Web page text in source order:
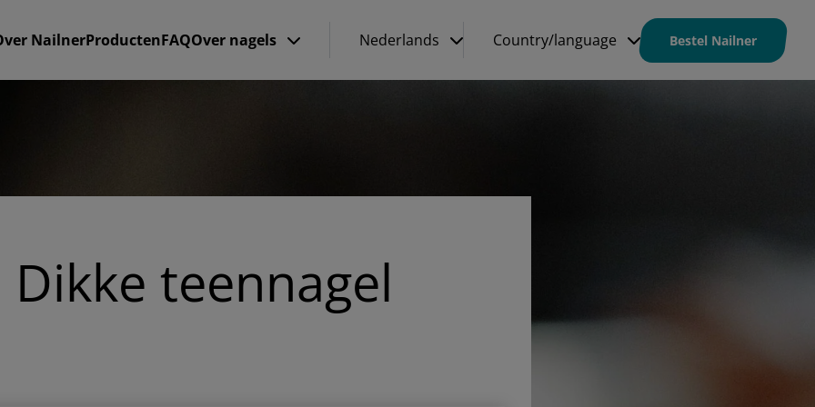
NailnerProductenFAQOver nagels Nederlands Country/language Bestel Nailner
Dikke teennagel